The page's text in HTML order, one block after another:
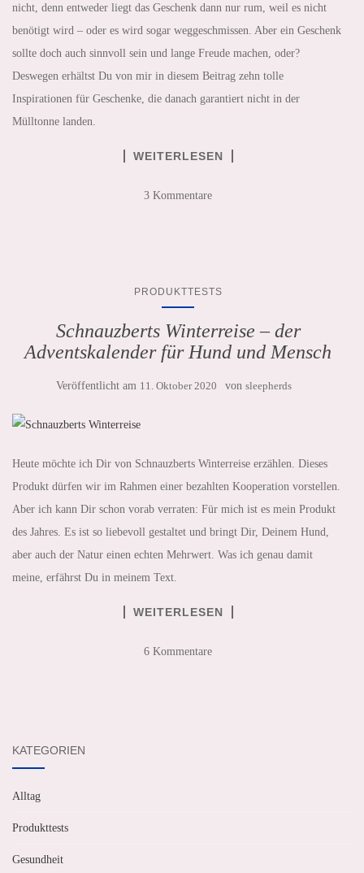
nicht, denn entweder liegt das Geschenk dann nur rum, weil es nicht
benötigt wird – oder es wird sogar weggeschmissen. Aber ein Geschenk
sollte doch auch sinnvoll sein und lange Freude machen, oder?
Deswegen erhältst Du von mir in diesem Beitrag zehn tolle
Inspirationen für Geschenke, die danach garantiert nicht in der
Mülltonne landen.
WEITERLESEN
3 Kommentare
PRODUKTTESTS
Schnauzberts Winterreise – der
Adventskalender für Hund und Mensch
Veröffentlicht am 11. Oktober 2020 von sleepherds
Heute möchte ich Dir von Schnauzberts Winterreise erzählen. Dieses
Produkt dürfen wir im Rahmen einer bezahlten Kooperation vorstellen.
Aber ich kann Dir schon vorab verraten: Für mich ist es mein Produkt
des Jahres. Es ist so liebevoll gestaltet und bringt Dir, Deinem Hund,
aber auch der Natur einen echten Mehrwert. Was ich genau damit
meine, erfährst Du in meinem Text.
WEITERLESEN
6 Kommentare
KATEGORIEN
Alltag
Produkttests
Gesundheit